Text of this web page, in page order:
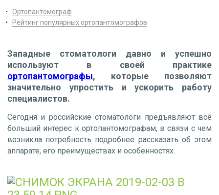
Ортопантомограф
Рейтинг популярных ортопантомографов
Западные стоматологи давно и успешно
используют в своей практике
ортопантомографы, которые позволяют
значительно упростить и ускорить работу
специалистов.
Сегодня и российские стоматологи предъявляют всё
больший интерес к ортопантомографам, в связи с чем
возникла потребность подробнее рассказать об этом
аппарате, его преимуществах и особенностях.